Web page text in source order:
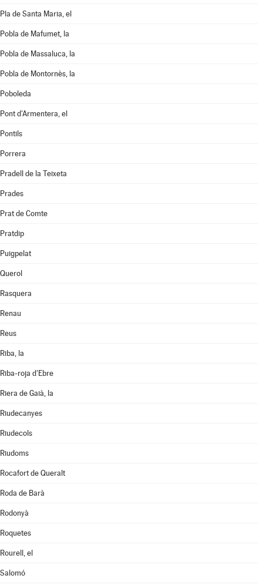
Pla de Santa Maria, el
Pobla de Mafumet, la
Pobla de Massaluca, la
Pobla de Montornès, la
Poboleda
Pont d'Armentera, el
Pontils
Porrera
Pradell de la Teixeta
Prades
Prat de Comte
Pratdip
Puigpelat
Querol
Rasquera
Renau
Reus
Riba, la
Riba-roja d'Ebre
Riera de Gaià, la
Riudecanyes
Riudecols
Riudoms
Rocafort de Queralt
Roda de Barà
Rodonyà
Roquetes
Rourell, el
Salomó